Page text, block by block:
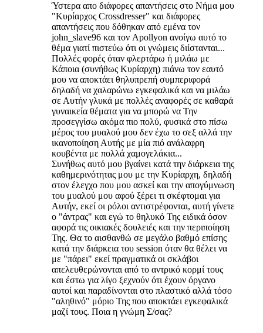
Ύστερα απο διάφορες απαντήσεις στο Νήμα μου
"Κυρίαρχος Crossdresser" και διάφορες
απαντήσεις που δόθηκαν από εμένα τον
john_slave96 και τον Apollyon ανοίγω αυτό το
θέμα γιατί πιστεύω ότι οι γνώμεις διίστανται...
Πολλές φορές όταν φλερτάρω ή μιλάω με
Κάποια (συνήθως Κυρίαρχη) πιάνω τον εαυτό
μου να αποκτάει θηλυπρεπή συμπεριφορά
δηλαδή να χαλαρώνω εγκεφαλικά και να μιλάω
σε Αυτήν γλυκά με πολλές αναφορές σε καθαρά
γυναικεία θέματα για να μπορώ να Την
προσεγγίσω ακόμα πιο πολύ, φυσικά στο πίσω
μέρος του μυαλού μου δεν έχω το σεξ αλλά την
ικανοποίηση Αυτής με μία πιό ανάλαφρη
κουβέντα με πολλά χαμογελάκια...
Συνήθως αυτό μου βγαίνει κατά την διάρκεια της
καθημερινότητας μου με την Κυρίαρχη, δηλαδή
στον έλεγχο που μου ασκεί και την απογύμνωση
του μυαλού μου αφού ξέρει τι σκέφτομαι για
Αυτήν, εκεί οι ρόλοι αντιστρέφονται, αυτή γίνετε
ο "άντρας" και εγώ το θηλυκό Της ειδικά όσον
αφορά τις οικιακές δουλειές και την περιποίηση
Της. Θα το αισθανθώ σε μεγάλο βαθμό επίσης
κατά την διάρκεια του session όταν θα θέλει να
με "πάρει" εκεί πραγματικά οι σκλάβοι
απελευθερώνονται από το αντρικό κορμί τους
και έστω για λίγο ξεχνούν ότι έχουν όργανο
αυτοί και παραδίνονται στο πλαστικό αλλά τόσο
"αληθινό" μόριο Της που αποκτάει εγκεφαλικά
μαζί τους. Ποια η γνώμη Σ/σας?